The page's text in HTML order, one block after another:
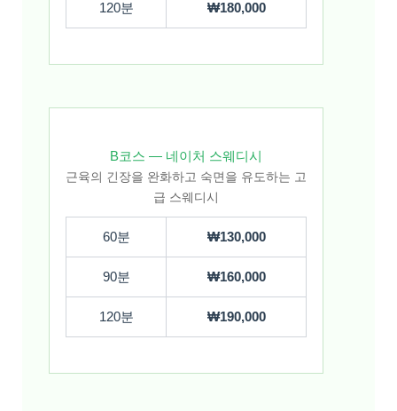
120분 ₩180,000
B코스 — 네이처 스웨디시
근육의 긴장을 완화하고 숙면을 유도하는 고
급 스웨디시
60분 ₩130,000
90분 ₩160,000
120분 ₩190,000